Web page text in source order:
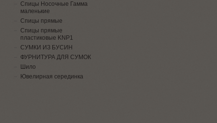
Спицы Носочные Гамма
маленькие
Спицы прямые
Спицы прямые
пластиковые KNP1
СУМКИ ИЗ БУСИН
ФУРНИТУРА ДЛЯ СУМОК
Шило
Ювелирная серединка